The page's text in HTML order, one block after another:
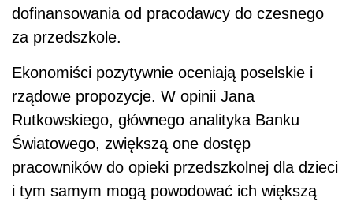
dofinansowania od pracodawcy do czesnego
za przedszkole.
Ekonomiści pozytywnie oceniają poselskie i
rządowe propozycje. W opinii Jana
Rutkowskiego, głównego analityka Banku
Światowego, zwiększą one dostęp
pracowników do opieki przedszkolnej dla dzieci
i tym samym mogą powodować ich większą